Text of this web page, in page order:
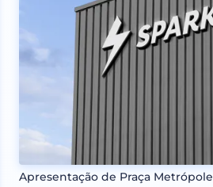
Apresentação de Praça Metrópole